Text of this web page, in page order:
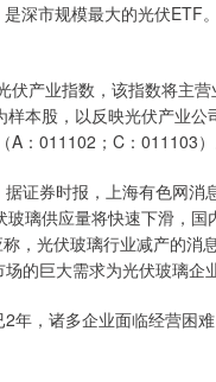
深市规模最大的光伏ETF
产业指数，该指数将主营
本股，以反映光伏产业
：011102；C：011103）
券时报，上海有色网消
璃供应量将快速下滑，
，光伏玻璃行业减产的消
的巨大需求为光伏玻璃企
，诸多企业面临经营困